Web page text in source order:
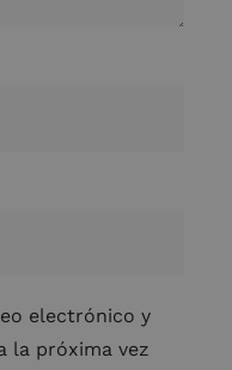
electrónico y
la próxima vez